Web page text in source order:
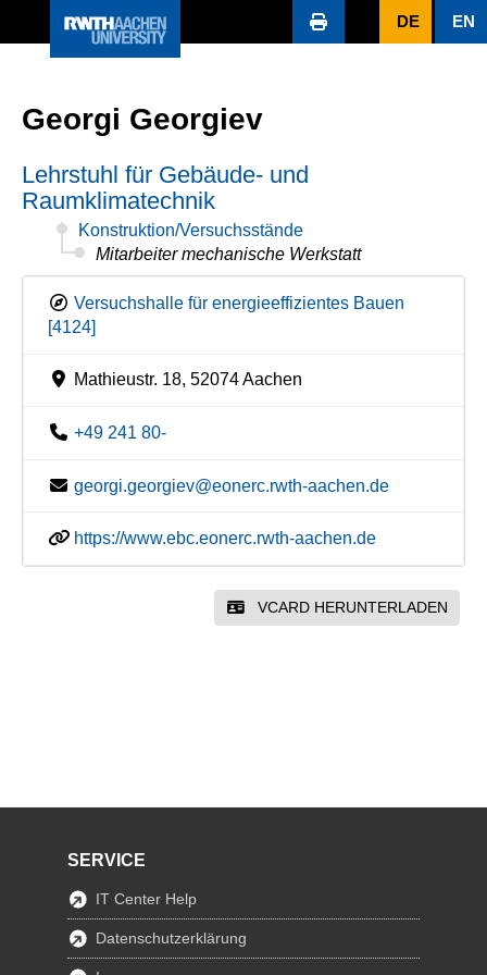
DE EN
Georgi Georgiev
Lehrstuhl für Gebäude- und
Raumklimatechnik
Konstruktion/Versuchsstände
Mitarbeiter mechanische Werkstatt
Versuchshalle für energieeffizientes Bauen
[4124]
Mathieustr. 18, 52074 Aachen
+49 241 80-
georgi.georgiev@eonerc.rwth-aachen.de
https://www.ebc.eonerc.rwth-aachen.de
VCARD HERUNTERLADEN
SERVICE
IT Center Help
Datenschutzerklärung